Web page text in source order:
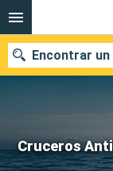
Cruceros
Encontrar
Nuestros